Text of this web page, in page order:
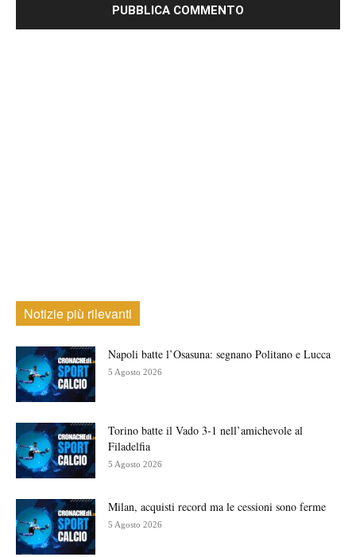
Notizie più rilevanti
Napoli batte l’Osasuna: segnano Politano e Lucca
5 Agosto 2026
Torino batte il Vado 3-1 nell’amichevole al
Filadelfia
5 Agosto 2026
Milan, acquisti record ma le cessioni sono ferme
5 Agosto 2026